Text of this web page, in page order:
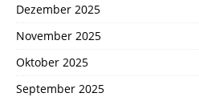
Dezember 2025
November 2025
Oktober 2025
September 2025